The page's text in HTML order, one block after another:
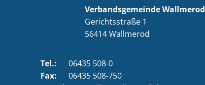
Verbandsgemeinde Wallmerod
Gerichtsstraße 1
56414Wallmerod
Tel.:
06435 508-0
Fax: 06435 508-750